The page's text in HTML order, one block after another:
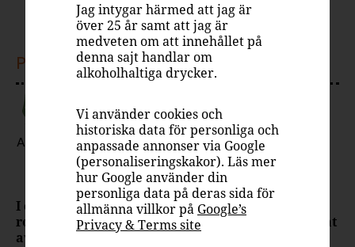
PASSAR TILL
Avec Drink
Äkta smak. Inga genvägar.
I över fem generationer har Brugal förfinat sitt
romhantverk i Dominikanska republiken, präglat
av passion, omsorg och respekt för traditionen.
Jag intygar härmed att jag är
över 25 år samt att jag är
medveten om att innehållet på
denna sajt handlar om
alkoholhaltiga drycker.
Vi använder cookies och
historiska data för personliga och
anpassade annonser via Google
(personaliseringskakor). Läs mer
hur Google använder din
personliga data på deras sida för
allmänna villkor på Google’s
Privacy & Terms site